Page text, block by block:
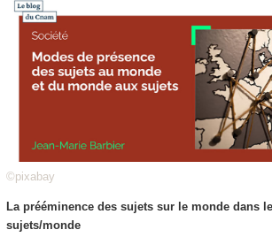
©pixabay
La prééminence des sujets sur le monde dans
sujets/monde